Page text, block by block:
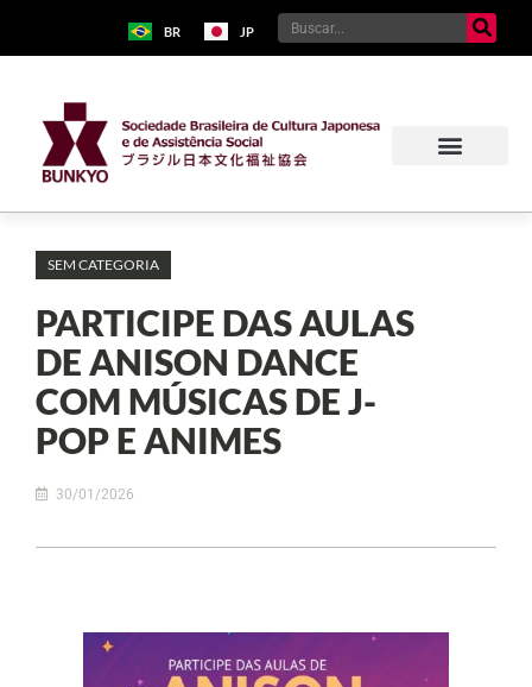
BR JP
SEM CATEGORIA
PARTICIPE DAS AULAS
DE ANISON DANCE
COM MÚSICAS DE J-
POP E ANIMES
30/01/2026